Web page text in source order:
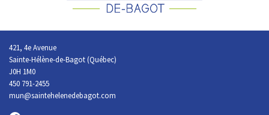
421, 4e Avenue
Sainte-Hélène-de-Bagot (Québec)
J0H 1M0
450 791-2455
mun@saintehelenedebagot.com